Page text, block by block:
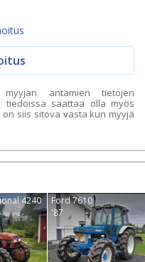
antamien tietojen
tiedoissa saattaa olla myös
siis sitova vasta kun myyjä
4240
Ford 7610
'87